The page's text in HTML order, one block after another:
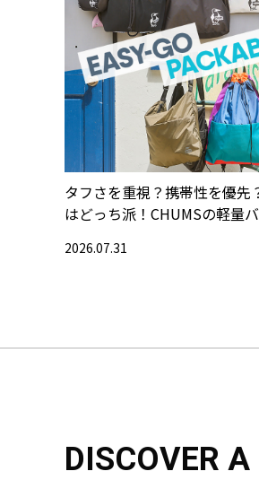
タフさを重視？携帯性を優先
はどっち派！CHUMSの軽量
2026.07.31
DISCOVER A